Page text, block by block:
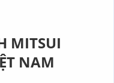
MITSUI
NAM